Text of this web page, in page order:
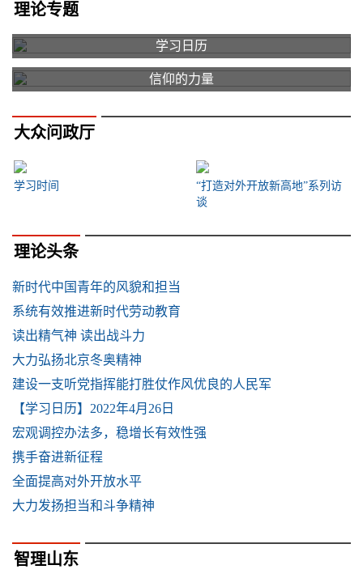
理论专题
学习日历
信仰的力量
大众问政厅
学习时间
“打造对外开放新高地”系列访
谈
理论头条
新时代中国青年的风貌和担当
系统有效推进新时代劳动教育
读出精气神 读出战斗力
大力弘扬北京冬奥精神
建设一支听党指挥能打胜仗作风优良的人民军
【学习日历】2022年4月26日
宏观调控办法多，稳增长有效性强
携手奋进新征程
全面提高对外开放水平
大力发扬担当和斗争精神
智理山东